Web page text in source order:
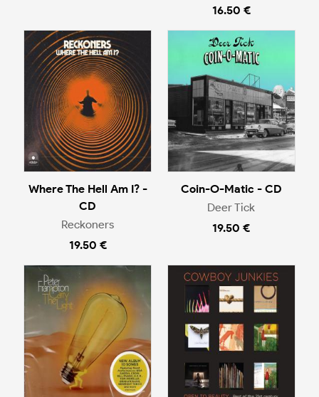
16.50 €
Where The Hell Am I? -
CD
Reckoners
19.50 €
Coin-O-Matic - CD
Deer Tick
19.50 €